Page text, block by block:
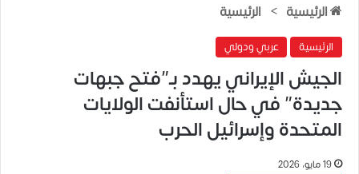
الرئيسية > الرئيسية
الرئيسية عربي ودولي
الجيش الإيراني يهدد بـ”فتح جبهات
جديدة” في حال استأنفت الولايات
المتحدة وإسرائيل الحرب
19 مايو، 2026